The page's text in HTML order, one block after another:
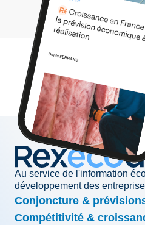
Les
2026 2025 2024
Au service de l'information
développement des
Conjoncture &
Compétitivité &